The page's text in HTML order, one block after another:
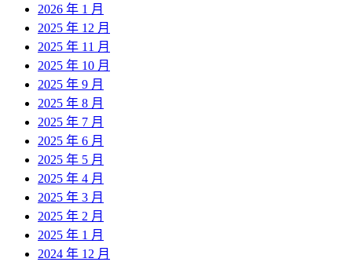
2026 年 1 月
2025 年 12 月
2025 年 11 月
2025 年 10 月
2025 年 9 月
2025 年 8 月
2025 年 7 月
2025 年 6 月
2025 年 5 月
2025 年 4 月
2025 年 3 月
2025 年 2 月
2025 年 1 月
2024 年 12 月